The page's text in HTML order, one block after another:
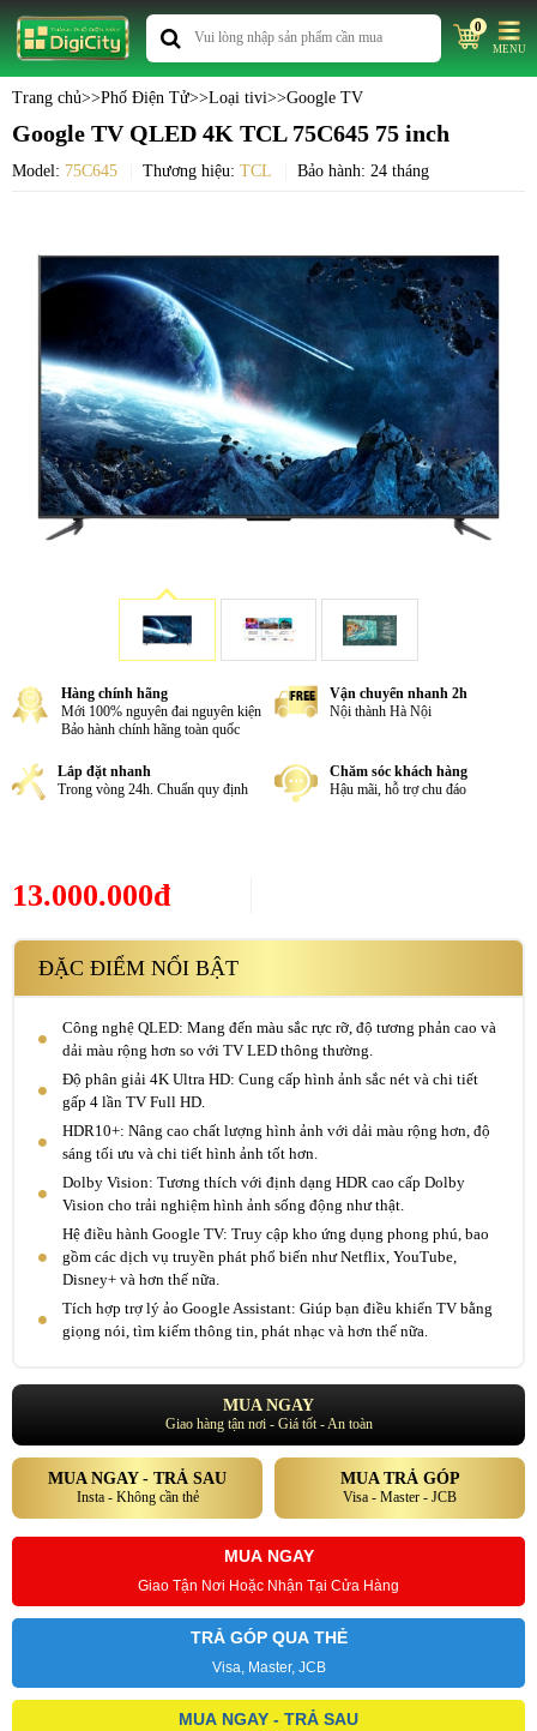
0
MENU
Trang chủ>>Phố Điện Tử>>Loại tivi>>Google TV
Google TV QLED 4K TCL 75C645 75 inch
Model: 75C645 Thương hiệu: TCL Bảo hành: 24 tháng
Hàng chính hãng
Mới 100% nguyên đai nguyên kiện
Bảo hành chính hãng toàn quốc
Vận chuyển nhanh 2h
Nội thành Hà Nội
Lắp đặt nhanh
Trong vòng 24h. Chuẩn quy định
Chăm sóc khách hàng
Hậu mãi, hỗ trợ chu đáo
13.000.000đ
ĐẶC ĐIỂM NỔI BẬT
Công nghệ QLED: Mang đến màu sắc rực rỡ, độ tương phản cao và
dải màu rộng hơn so với TV LED thông thường.
Độ phân giải 4K Ultra HD: Cung cấp hình ảnh sắc nét và chi tiết
gấp 4 lần TV Full HD.
HDR10+: Nâng cao chất lượng hình ảnh với dải màu rộng hơn, độ
sáng tối ưu và chi tiết hình ảnh tốt hơn.
Dolby Vision: Tương thích với định dạng HDR cao cấp Dolby
Vision cho trải nghiệm hình ảnh sống động như thật.
Hệ điều hành Google TV: Truy cập kho ứng dụng phong phú, bao
gồm các dịch vụ truyền phát phổ biến như Netflix, YouTube,
Disney+ và hơn thế nữa.
Tích hợp trợ lý ảo Google Assistant: Giúp bạn điều khiển TV bằng
giọng nói, tìm kiếm thông tin, phát nhạc và hơn thế nữa.
MUA NGAY
Giao hàng tận nơi - Giá tốt - An toàn
MUA NGAY - TRẢ SAU
Insta - Không cần thẻ
MUA TRẢ GÓP
Visa - Master - JCB
MUA NGAY
Giao Tận Nơi Hoặc Nhận Tại Cửa Hàng
TRẢ GÓP QUA THẺ
Visa, Master, JCB
MUA NGAY - TRẢ SAU